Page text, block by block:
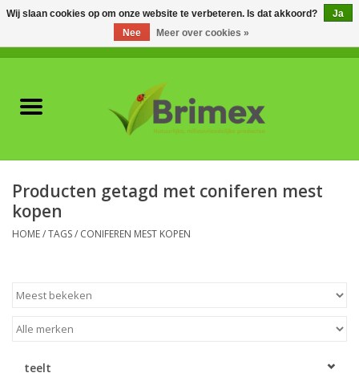
Plagen & Ziekten
Meststoffen en
Bodemverbeteraars
Monitoring
Producten getagd met coniferen mest
kopen
HOME/TAGS/ CONIFEREN MEST KOPEN
teelt
Wij slaan cookies op om onze website te verbeteren. Is dat akkoord?
Ja
Nee
Meer over cookies »